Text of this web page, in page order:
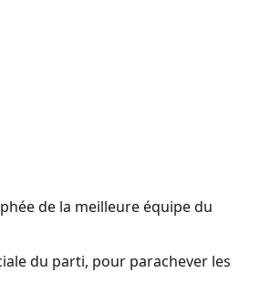
de la meilleure équipe du
du parti, pour parachever les